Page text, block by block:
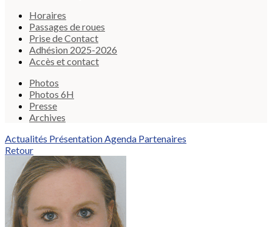
Horaires
Passages de roues
Prise de Contact
Adhésion 2025-2026
Accès et contact
Photos
Photos 6H
Presse
Archives
Actualités PrésentationAgenda Partenaires
Retour